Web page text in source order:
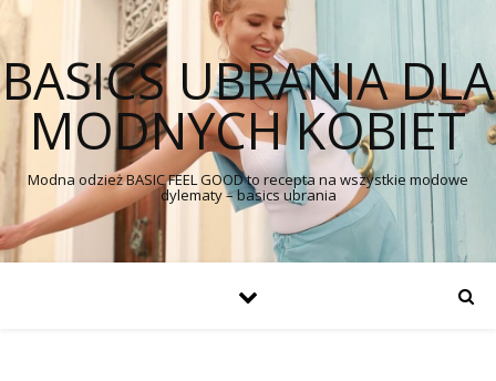
BASICS UBRANIA DLA
MODNYCH KOBIET
Modna odzież BASIC FEEL GOOD to recepta na wszystkie modowe
dylematy – basics ubrania